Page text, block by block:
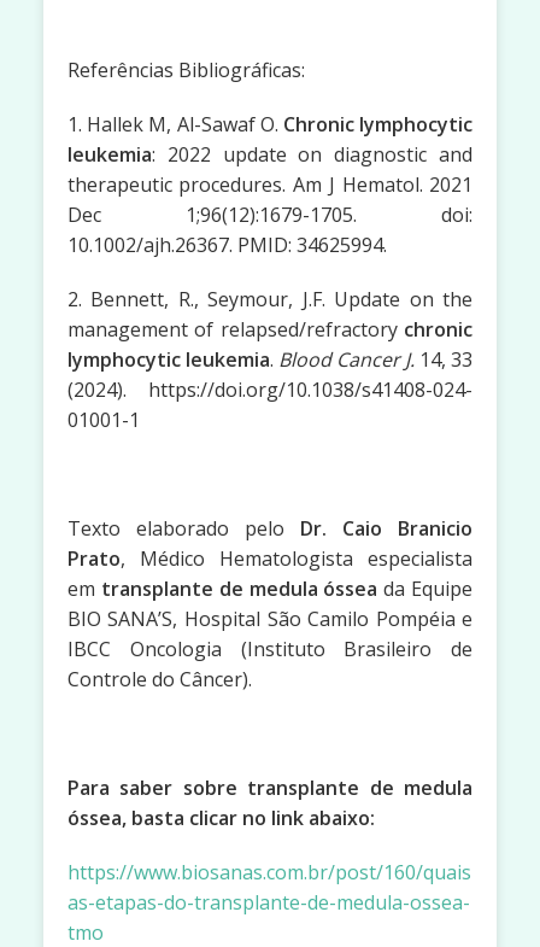
Referências Bibliográficas:
1. Hallek M, Al-Sawaf O. Chronic lymphocytic
leukemia: 2022 update on diagnostic and
therapeutic procedures. Am J Hematol. 2021
Dec 1;96(12):1679-1705. doi:
10.1002/ajh.26367. PMID: 34625994.
2. Bennett, R., Seymour, J.F. Update on the
management of relapsed/refractory chronic
lymphocytic leukemia. Blood Cancer J. 14, 33
(2024). https://doi.org/10.1038/s41408-024-
01001-1
Texto elaborado pelo Dr. Caio Branicio
Prato, Médico Hematologista especialista
em transplante de medula óssea da Equipe
BIO SANA’S, Hospital São Camilo Pompéia e
IBCC Oncologia (Instituto Brasileiro de
Controle do Câncer).
Para saber sobre transplante de medula
óssea, basta clicar no link abaixo:
https://www.biosanas.com.br/post/160/quais-
as-etapas-do-transplante-de-medula-ossea-
tmo